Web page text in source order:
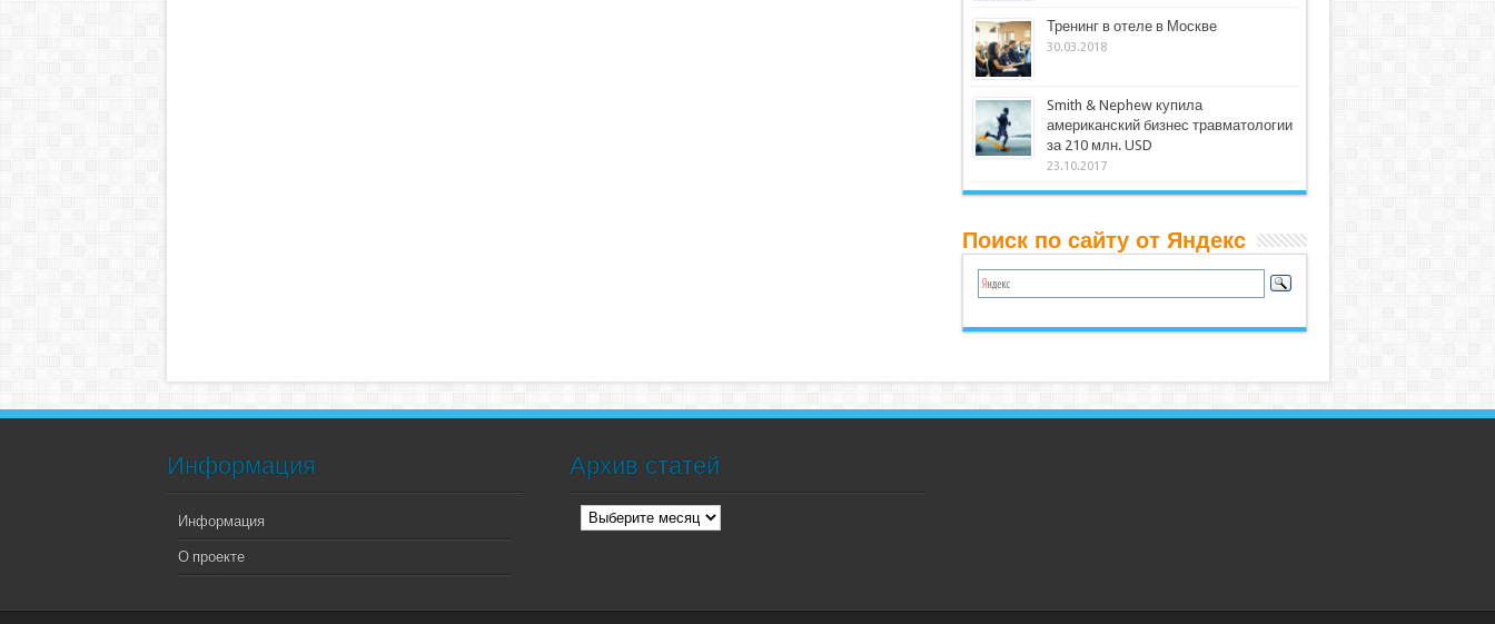
Тренинг в отеле в Москве
30.03.2018
Smith & Nephew купила
американский бизнес травматологии
за 210 млн. USD
23.10.2017
Поиск по сайту от Яндекс
Информация
Информация
О проекте
Архив статей
Архив
статей